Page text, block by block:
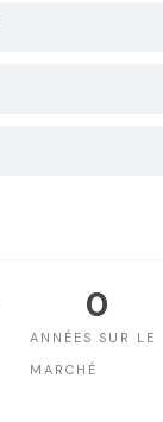
ANNÉES SUR LE
MARCHÉ
0